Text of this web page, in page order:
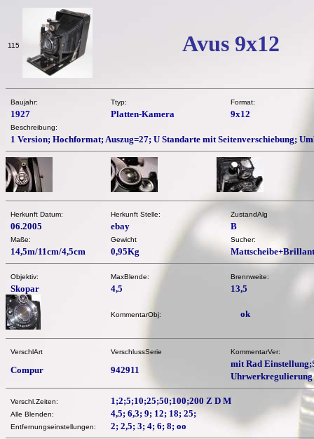
115 Avus 9x12
Baujahr: Ttyp: Format:
1927 Platten-Kamera 9x12
Beschreibung:
1 Version; Hochformat; Auszug=27; U Standarte mit Seitenverschiebung;
Herkunft Datum: Herkunft Stelle: ZustandAlg
06.2005 ebay B
Maße: Gewicht Sucher:
14,5m/11cm/4,5cm 0,95Kg
Objektiv: MaxBlende: Brennweite:
Skopar 4,5 13,5
KommentarObj: ok
VerschlArt VerschlussSerie KommentarVer:
Compur 942911
mit Rad
Uhrwerkregulierung
Verschl.Zeiten: 1;2;5;10;25;50;100;200 Z D M
Alle Blenden: 4,5; 6,3; 9; 12; 18; 25;
Entfernungseinstellungen: 2; 2,5; 3; 4; 6; 8; oo